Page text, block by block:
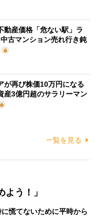
動産価格「危ない駅」ラ
古マンション売れ行き鈍
が再び株価10万円になる
産3億円超のサラリーマン
一覧を見る
う！」
に慌てないために平時から